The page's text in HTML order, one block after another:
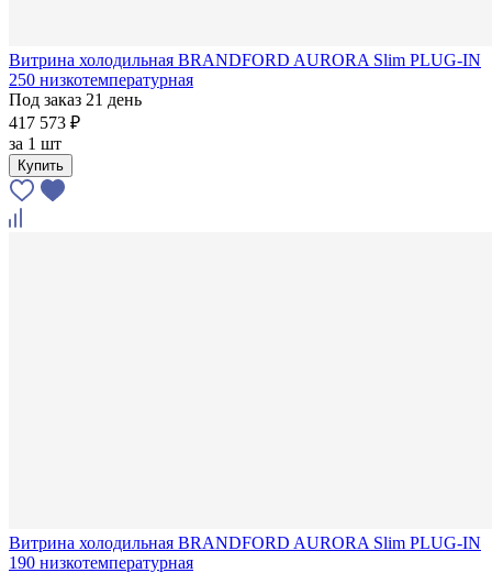
Витрина холодильная BRANDFORD AURORA Slim PLUG-IN
250 низкотемпературная
Под заказ 21 день
417 573 ₽
за 1 шт
Купить
Витрина холодильная BRANDFORD AURORA Slim PLUG-IN
190 низкотемпературная